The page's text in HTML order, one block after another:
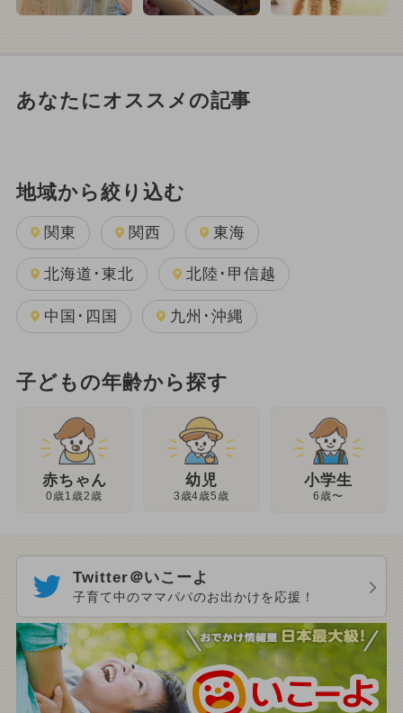
あなたにオススメの記事
地域から絞り込む
関東 関西 東海
北海道･東北 北陸･甲信越
中国･四国 九州･沖縄
子どもの年齢から探す
赤ちゃん
0歳1歳2歳
幼児
3歳4歳5歳
小学生
6歳〜
Twitter＠いこーよ
子育て中のママパパのお出かけを応援！